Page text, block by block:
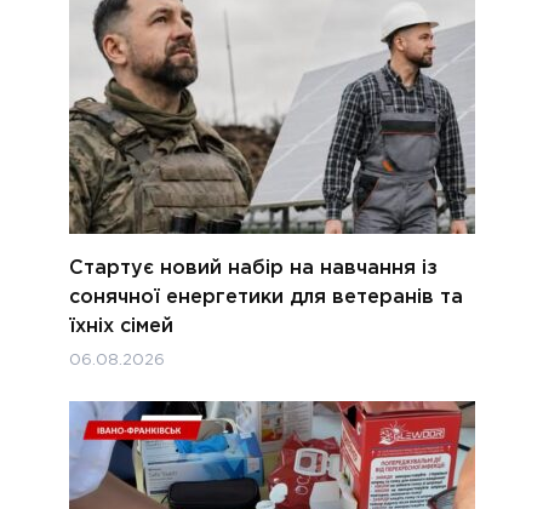
Стартує новий набір на навчання із
сонячної енергетики для ветеранів та
їхніх сімей
06.08.2026